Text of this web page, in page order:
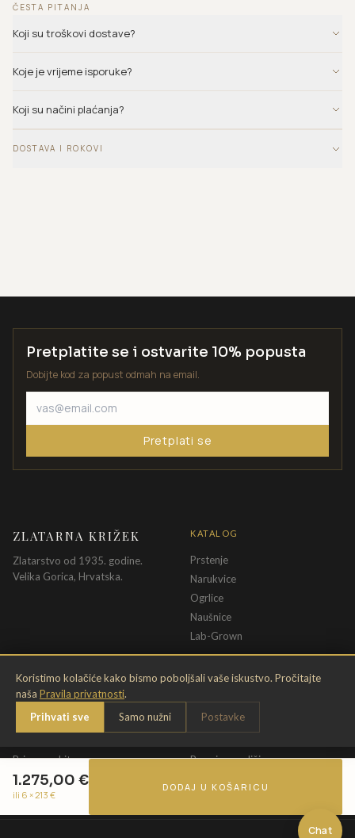
ČESTA PITANJA
Koji su troškovi dostave?
Koje je vrijeme isporuke?
Koji su načini plaćanja?
DOSTAVA I ROKOVI
1.275,00 €
ili 6 ×213 €
DODAJ U KOŠARICU
Chat
Koristimo kolačiće kako bismo poboljšali vaše iskustvo. Pročitajte
naša Pravila privatnosti.
Prihvati sve
Samo nužni Postavke
Pretplatite se i ostvarite 10% popusta
Dobijte kod za popust odmah na email.
Pretplati se
ZLATARNA KRIŽEK
Zlatarstvo od 1935. godine.
Velika Gorica, Hrvatska.
KATALOG
Prstenje
Narukvice
Ogrlice
Naušnice
Lab-Grown
INFORMACIJE
O nama
Kontakt
Briga o nakitu
Jamstvo
PRAVNE ODREDBE
Pravila privatnosti
Opći uvjeti
Promjena veličine